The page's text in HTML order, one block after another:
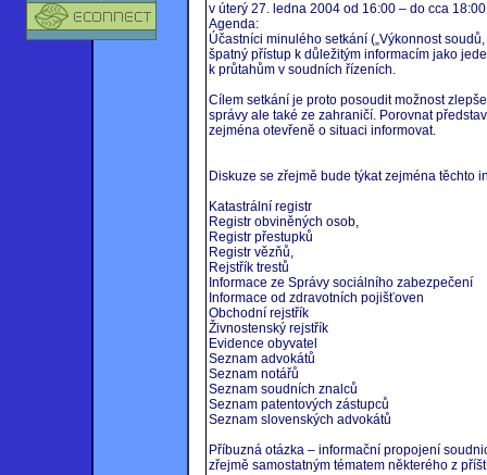
v úterý 27. ledna 2004 od 16:00 – do cca
Agenda:
Účastníci minulého setkání („Výkonnost
špatný přístup k důležitým informacím jako
k průtahům v soudních řízeních.
Cílem setkání je proto posoudit možnost
správy ale také ze zahraničí. Porovnat
zejména otevřeně o situaci informovat.
Diskuze se zřejmě bude týkat zejména těchto
Katastrální registr
Registr obviněných osob,
Registr přestupků
Registr vězňů,
Rejstřík trestů
Informace ze Správy sociálního zabezpečení
Informace od zdravotních pojišťoven
Obchodní rejstřík
Živnostenský rejstřík
Evidence obyvatel
Seznam advokátů
Seznam notářů
Seznam soudních znalců
Seznam patentových zástupců
Seznam slovenských advokátů
Příbuzná otázka – informační propojení
zřejmě samostatným tématem některého z